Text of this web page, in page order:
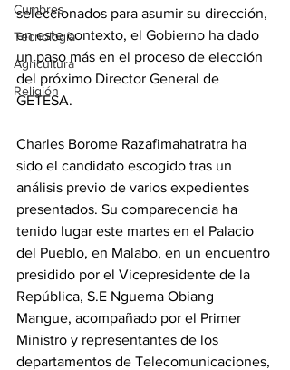
Cumbres
Tecnología
Agricultura
Religión
seleccionados para asumir su dirección,
en este contexto, el Gobierno ha dado
un paso más en el proceso de elección
del próximo Director General de
GETESA.
Charles Borome Razafimahatratra ha
sido el candidato escogido tras un
análisis previo de varios expedientes
presentados. Su comparecencia ha
tenido lugar este martes en el Palacio
del Pueblo, en Malabo, en un encuentro
presidido por el Vicepresidente de la
República, S.E Nguema Obiang
Mangue, acompañado por el Primer
Ministro y representantes de los
departamentos de Telecomunicaciones,